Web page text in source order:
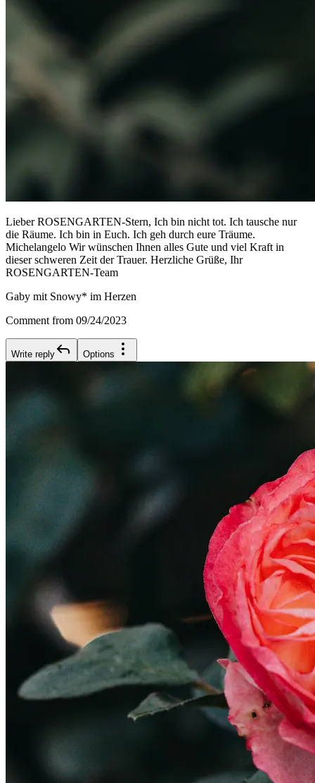
Lieber ROSENGARTEN-Stern, Ich bin nicht tot. Ich tausche nur
die Räume. Ich bin in Euch. Ich geh durch eure Träume.
Michelangelo Wir wünschen Ihnen alles Gute und viel Kraft in
dieser schweren Zeit der Trauer. Herzliche Grüße, Ihr
ROSENGARTEN-Team
Gaby mit Snowy* im Herzen
Comment from 09/24/2023
Write reply Options